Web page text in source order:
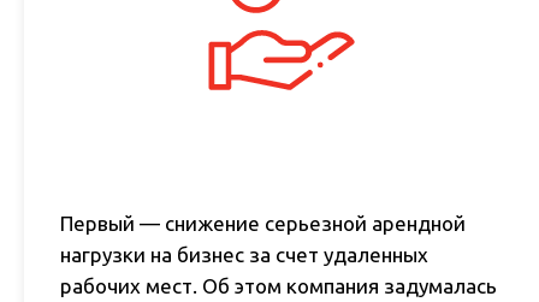
Первый — снижение серьезной арендной
нагрузки на бизнес за счет удаленных
рабочих мест. Об этом компания задумалась